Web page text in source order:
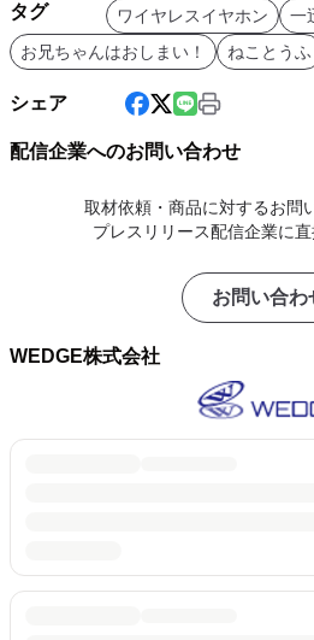
タグ ワイヤレスイヤホン
一
お兄ちゃんはおしまい！
ねことうふ
シェア
配信企業へのお問い合わせ
取材依頼・商品に対するお問
プレスリリース配信企業に直
お問い合わ
WEDGE株式会社